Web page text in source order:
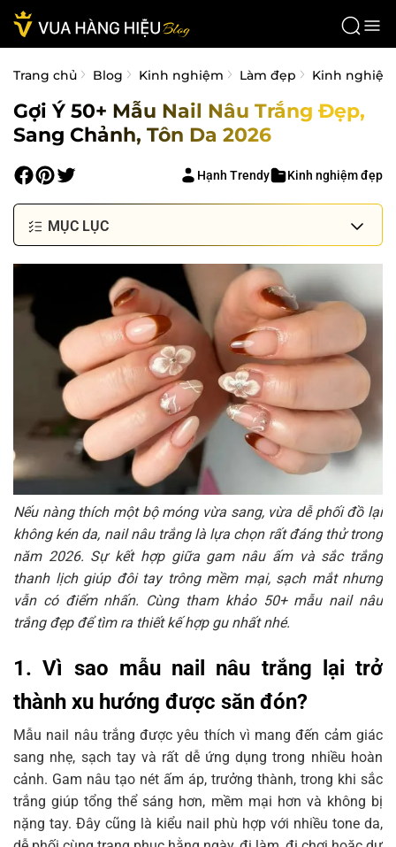
Trang chủ Blog Kinh nghiệm Làm đẹp Kinh
Gợi Ý 50+ Mẫu Nail Nâu Trắng Đẹp,
Sang Chảnh, Tôn Da 2026
Hạnh Trendy Kinh nghiệm đẹp
MỤC LỤC
1. Vì sao mẫu nail nâu trắng lại trở thành xu hướng
được săn đón?
2. Gợi ý các mẫu nail nâu trắng đẹp, sang chảnh
không thể rời mắt
2.1. Mẫu nail nâu trắng trơn mix màu tối giản
2.2. Nail thạch nâu phối trắng loang (Vân đá)
2.3. Mẫu nail nâu trắng vẽ họa tiết bò sữa/caro
đáng yêu
2.4. Nail Pháp (French) đầu móng tone nâu
trắng thanh lịch
2.5. Mẫu nail nâu trắng đính đá, phụ kiện
3. Bí quyết chọn tone nail nâu trắng phù hợp cho từng
màu da
4. Kết luận
Nếu nàng thích một bộ móng vừa sang, vừa dễ phối đồ lại
không kén da, nail nâu trắng là lựa chọn rất đáng thử trong
năm 2026. Sự kết hợp giữa gam nâu ấm và sắc trắng
thanh lịch giúp đôi tay trông mềm mại, sạch mắt nhưng
vẫn có điểm nhấn. Cùng tham khảo 50+ mẫu nail nâu
trắng đẹp để tìm ra thiết kế hợp gu nhất nhé.
1. Vì sao mẫu nail nâu trắng lại trở
thành xu hướng được săn đón?
Mẫu nail nâu trắng được yêu thích vì mang đến cảm giác
sang nhẹ, sạch tay và rất dễ ứng dụng trong nhiều hoàn
cảnh. Gam nâu tạo nét ấm áp, trưởng thành, trong khi sắc
trắng giúp tổng thể sáng hơn, mềm mại hơn và không bị
nặng tay. Đây cũng là kiểu nail phù hợp với nhiều tone da,